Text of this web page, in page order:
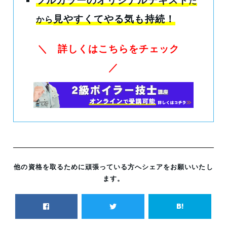
から見やすくてやる気も持続！
＼ 詳しくはこちらをチェック
／
他の資格を取るために頑張っている方へシェアをお願いいたし
ます。